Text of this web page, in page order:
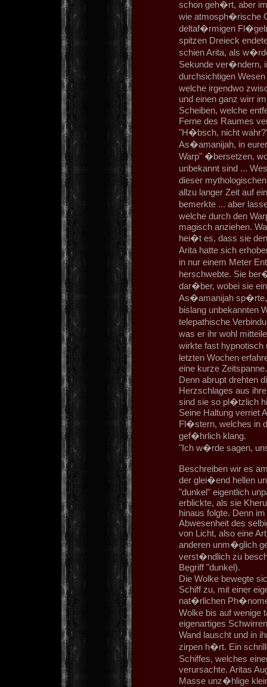
schon geh�rt, aber
wie atmosph�rische
deltaf�rmigen
spitzen Dreieck
schien Arita, als
Sekunde ver�ndern,
durchsichtigen
welche irgendwo
und einen ganz wirr
Scheiben, welche
Ferne des Raumes
"H�bsch, nicht
As�amanijah, in
Warp" �bersetzen,
unbekannt sind ...
dieser
allzu langer Zeit auf
bemerkte ... aber
welche durch den
magisch anziehen.
hei�t es, dass sie
Arita hatte sich
in nur einem Meter
herschwebte. Sie
dar�ber, wobei sie
As�amanijah sp�rte,
bislang unbekannten
telepathische
was er ihr wohl
wirkte fast
letzten Wochen
eine kurze Zeitspanne.
Denn abrupt drehten
Herzschlages aus
sind sie so pl�tzlich
Seine Haltung verriet
Fl�stern, welches in
gef�hrlich klang.
"Ich w�rde sagen,
Beschreiben wir es
der glei�end hellen
"dunkel" eigentlich
erblickte, als sie
hinaus folgte. Denn
Abwesenheit des
von Licht, also eine
anderen unm�glich
verst�ndlich zu
Begriff "dunkel).
Die Wolke bewegte
Schiff zu, mit einer
nat�rlichen
Wolke bis auf wenige
eigenartiges
Wand lauscht und in
zirpen h�rt. Ein
Schiffes, welches
verursachte. Aritas
Masse unz�hlige